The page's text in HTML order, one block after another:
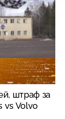
штраф за
vs Volvo